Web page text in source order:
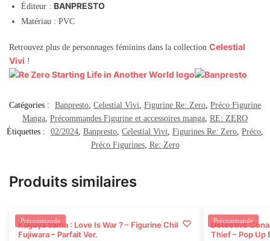
Éditeur : BANPRESTO
Matériau : PVC
Retrouvez plus de personnages féminins dans la collection Celestial
Vivi !
Catégories : Banpresto, Celestial Vivi, Figurine Re: Zero, Préco Figurine
Manga, Précommandes Figurine et accessoires manga, RE: ZERO
Étiquettes :
02/2024, Banpresto, Celestial Vivi, Figurines Re: Zero, Préco,
Préco Figurines, Re: Zero
Produits similaires
Précommande
Kaguya Sama : Love Is War ? – Figurine Chika
Fujiwara – Parfait Ver.
Précommande
Detective
Thief – Pop Up